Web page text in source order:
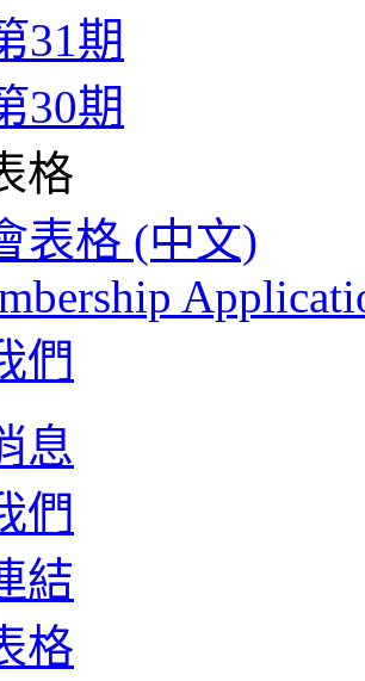
31期
30期
格
表格 (中文)
們
息
們
結
格